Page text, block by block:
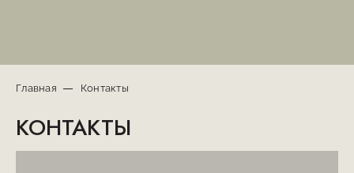
УСЛУГИ
КОНТАКТЫ
Главная Контакты
КОНТАКТЫ